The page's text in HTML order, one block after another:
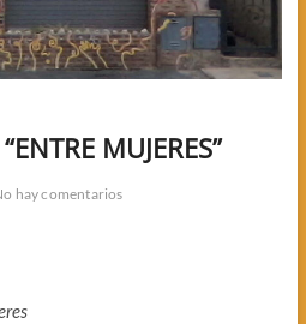
MUJERES”
hay comentarios